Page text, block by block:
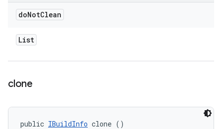
doNotClean
List
clone
public IBuildInfo clone ()